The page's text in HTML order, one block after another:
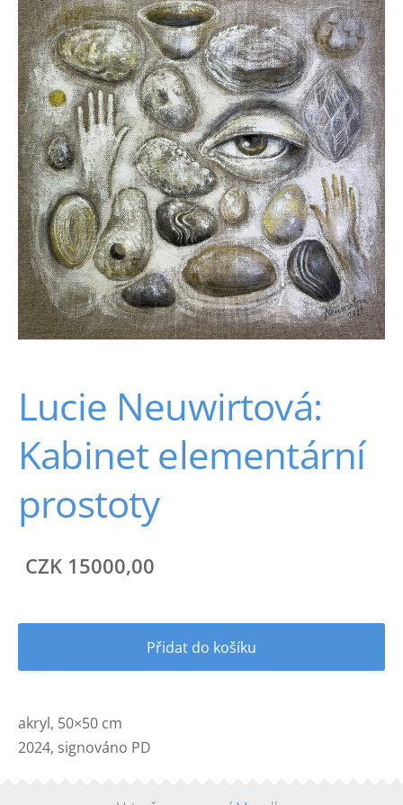
Lucie Neuwirtová:
Kabinet elementární
prostoty
CZK 15000,00
Přidat do košíku
akryl, 50×50 cm
2024, signováno PD